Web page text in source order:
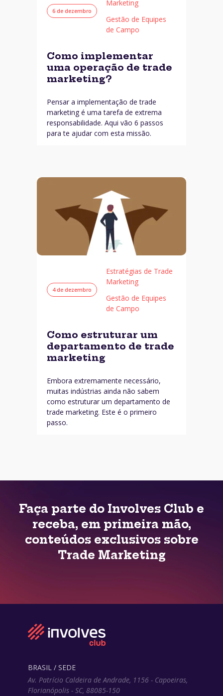
6 de dezembro
Marketing
Gestão de Equipes
de Campo
Como implementar
uma operação de trade
marketing?
Pensar a implementação de trade
marketing é uma tarefa de extrema
responsabilidade. Aqui vão 6 passos
para te ajudar com esta missão.
4 de dezembro
Estratégias de Trade
Marketing
Gestão de Equipes
de Campo
Como estruturar um
departamento de trade
marketing
Embora extremamente necessário,
muitas indústrias ainda não sabem
como estruturar um departamento de
trade marketing. Este é o primeiro
passo.
Faça parte do Involves Club e
receba, em primeira mão,
conteúdos exclusivos sobre
Trade Marketing
BRASIL / SEDE
Av. Patrício Caldeira de Andrade, 1156 - Capoeiras,
Florianópolis - SC, 88085-150